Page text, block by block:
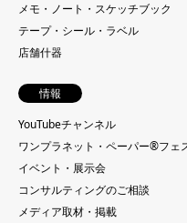
メモ・ノート・スケッチブック
テープ・シール・ラベル
店舗什器
情報
YouTubeチャンネル
ワンプラネット・ペーパー®︎フェ
イベント・展示会
コンサルティングのご相談
メディア取材・掲載